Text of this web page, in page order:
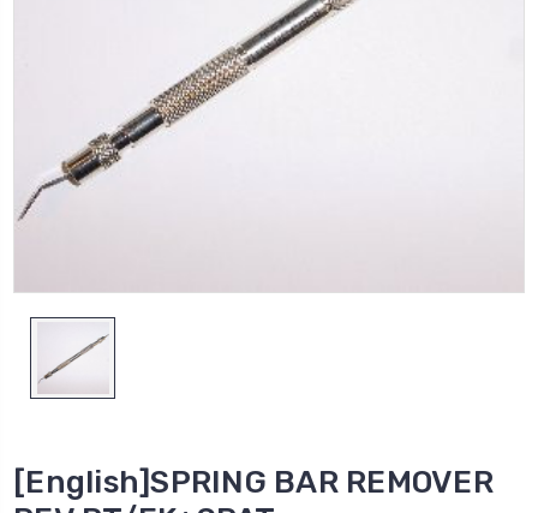
[English]SPRING BAR REMOVER